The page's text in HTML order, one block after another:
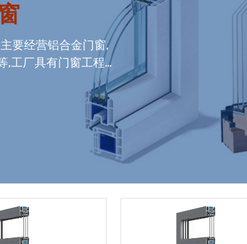
要经营铝合金门窗,
,工厂具有门窗工程
生产线,及中空玻璃